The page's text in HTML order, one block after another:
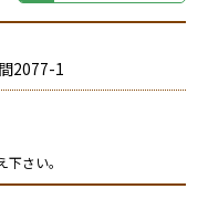
2077-1
さい。